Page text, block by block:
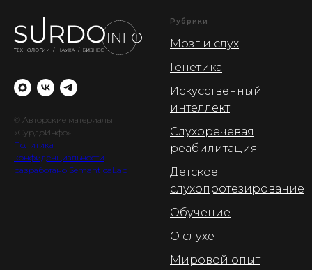
© Авторские материалы
«СурдоИнфо»
Политика
конфиденциальности
разработано SemanticaLab
Рубрики
Мозг и слух
Генетика
Искусственный
интеллект
Слухоречевая
реабилитация
Детское
слухопротезирование
Обучение
О слухе
Мировой опыт